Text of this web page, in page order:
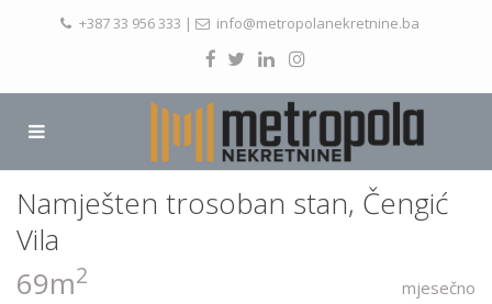
+387 33 956 333 | info@metropolanekretnine.ba
Namješten trosoban stan, Čengić
Vila
69m2 mjesečno